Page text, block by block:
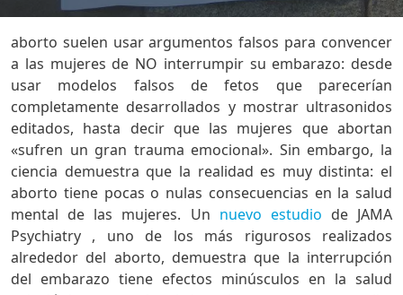
aborto suelen usar argumentos falsos para convencer
a las mujeres de NO interrumpir su embarazo: desde
usar modelos falsos de fetos que parecerían
completamente desarrollados y mostrar ultrasonidos
editados, hasta decir que las mujeres que abortan
«sufren un gran trauma emocional». Sin embargo, la
ciencia demuestra que la realidad es muy distinta: el
aborto tiene pocas o nulas consecuencias en la salud
mental de las mujeres. Un nuevo estudio de JAMA
Psychiatry , uno de los más rigurosos realizados
alrededor del aborto, demuestra que la interrupción
del embarazo tiene efectos minúsculos en la salud